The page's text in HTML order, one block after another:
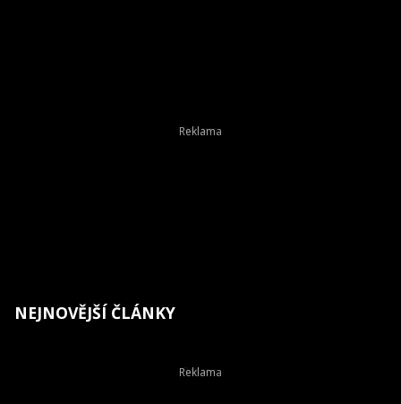
NEJNOVĚJŠÍ ČLÁNKY